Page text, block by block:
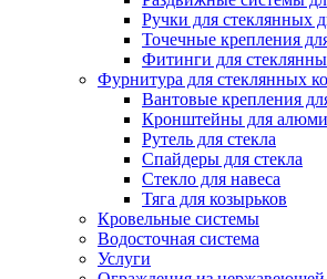
Ручки для стеклянных
Точечные крепления
Фитинги для
Фурнитура для стеклянных
Вантовые крепления
Кронштейны для
Рутель для стекла
Спайдеры для стекла
Стекло для навеса
Тяга для козырьков
Кровельные системы
Водосточная система
Услуги